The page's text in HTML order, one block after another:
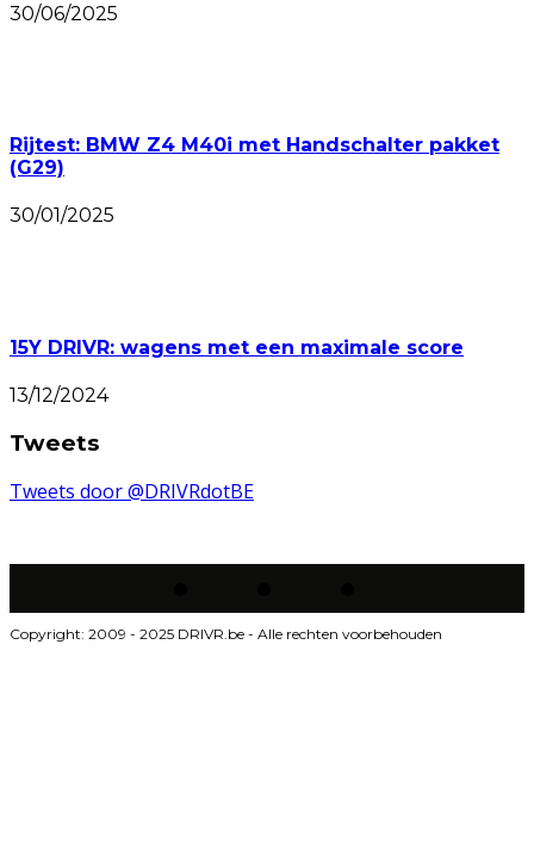
30/06/2025
Rijtest: BMW Z4 M40i met Handschalter pakket
(G29)
30/01/2025
15Y DRIVR: wagens met een maximale score
13/12/2024
Tweets
Tweets door @DRIVRdotBE
Copyright: 2009 - 2025 DRIVR.be - Alle rechten voorbehouden